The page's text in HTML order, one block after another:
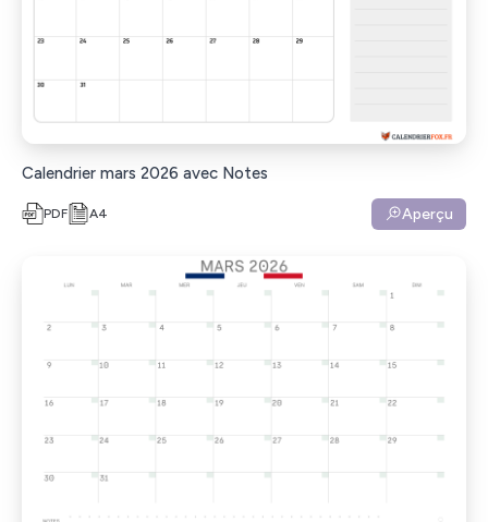
Calendrier mars 2026 avec Notes
PDF A4 Aperçu